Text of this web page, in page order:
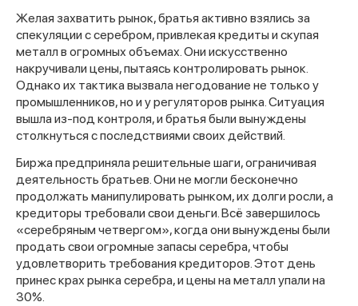
Желая захватить рынок, братья активно взялись за
спекуляции с серебром, привлекая кредиты и скупая
металл в огромных объемах. Они искусственно
накручивали цены, пытаясь контролировать рынок.
Однако их тактика вызвала негодование не только у
промышленников, но и у регуляторов рынка. Ситуация
вышла из-под контроля, и братья были вынуждены
столкнуться с последствиями своих действий.
Биржа предприняла решительные шаги, ограничивая
деятельность братьев. Они не могли бесконечно
продолжать манипулировать рынком, их долги росли, а
кредиторы требовали свои деньги. Всё завершилось
«серебряным четвергом», когда они вынуждены были
продать свои огромные запасы серебра, чтобы
удовлетворить требования кредиторов. Этот день
принес крах рынка серебра, и цены на металл упали на
30%.